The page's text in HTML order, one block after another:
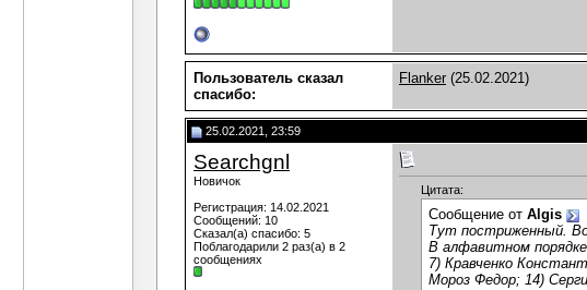
Пользователь сказал
cпасибо:
Flanker (25.02.2021)
25.02.2021, 23:59
Searchgnl
Новичок
Регистрация: 14.02.2021
Сообщений: 10
Сказал(а) спасибо: 5
Поблагодарили 2 раз(а) в 2
сообщениях
Цитата:
Сообщение от Algis
Тут постриженный.
В алфавитном
7) Кравченко
Мороз Федор; 14)